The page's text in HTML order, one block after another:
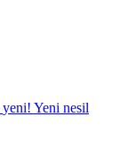
yeni! Yeni nesil